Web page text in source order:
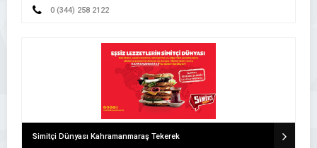
0 (344) 258 2122
Simitçi Dünyası Kahramanmaraş Tekerek